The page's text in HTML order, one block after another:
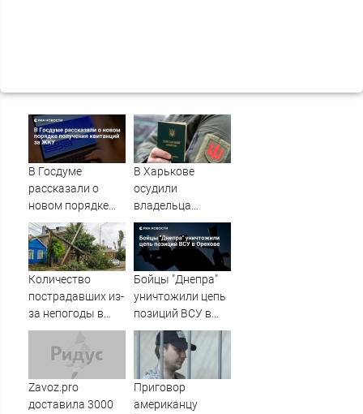
В Госдуме
рассказали о
новом порядке
получения
квитанций за
ЖКУ
В Харькове
осудили
владельца
канала о засадах
ТЦК
Количество
пострадавших из-
за непогоды в
Ростове-на-Дону
возросло до 28
Бойцы "Днепра"
уничтожили цепь
позиций ВСУ в
Орехове
Zavoz.pro
доставила 3000
Приговор
американцу